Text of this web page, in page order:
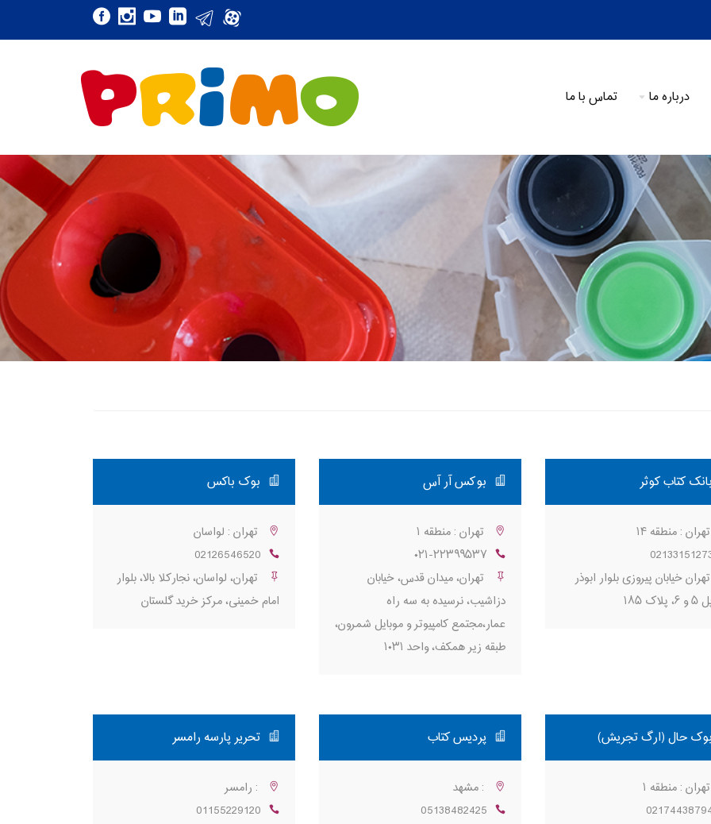
درباره ما تماس با ما
بانک کتاب کوثر
تهران : منطقه ۱۴
تهران خیابان پیروزی بلوار ابوذر
۱۸۵
بوكس آر آس
تهران : منطقه ۱
۰۲۱-۲۲۳۹۹۵۳۷
تهران، میدان قدس، خیابان
دزاشیب، نرسیده به سه راه
عمار،مجتمع کامپیوتر و موبایل شمرون،
طبقه زیر همکف، واحد ۱۰۳۱
بوک باکس
تهران : لواسان
02126546520
تهران، لواسان، نجارکلا بالا، بلوار
امام خمینی، مرکز خرید گلستان
بوک حال (ارگ تجریش)
تهران : منطقه ۱
پردیس کتاب
: مشهد
05138482425
تحریر پارسه رامسر
: رامسر
01155229120